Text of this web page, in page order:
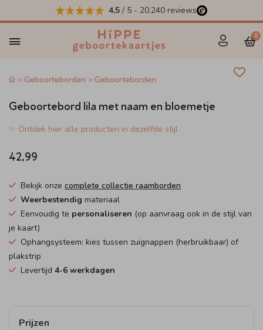
4,5 / 5 - 20.240 reviews
0
Geboorteborden Geboorteborden
Geboortebord lila met naam en bloemetje
✨ Ontdek hier alle producten in dezelfde stijl
42,99
Bekijk onze complete collectie raamborden
Weerbestendig materiaal
Eenvoudig te personaliseren (op aanvraag ook in de stijl van
je kaart)
Ophangsysteem: kies tussen zuignappen (herbruikbaar) of
plakstrip
Levertijd 4-6 werkdagen
Prijzen